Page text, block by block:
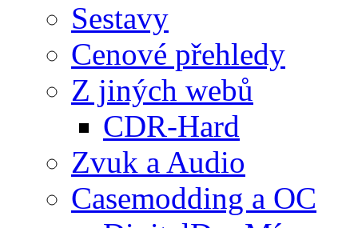
Sestavy
Cenové přehledy
Z jiných webů
CDR-Hard
Zvuk a Audio
Casemodding a OC